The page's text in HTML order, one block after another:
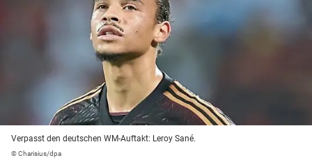
Verpasst den deutschen WM-Auftakt: Leroy Sané.
© Charisius/dpa